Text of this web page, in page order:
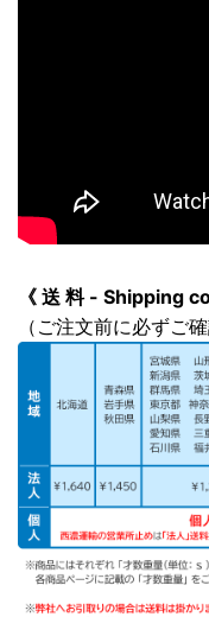
《 送 料 - Shipping
（ご注文前に必ずご